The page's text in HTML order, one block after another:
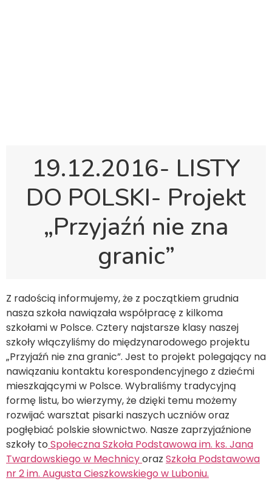
19.12.2016- LISTY
DO POLSKI- Projekt
„Przyjaźń nie zna
granic”
Z radością informujemy, że z początkiem grudnia
nasza szkoła nawiązała współpracę z kilkoma
szkołami w Polsce. Cztery najstarsze klasy naszej
szkoły włączyliśmy do międzynarodowego projektu
„Przyjaźń nie zna granic”. Jest to projekt polegający na
nawiązaniu kontaktu korespondencyjnego z dziećmi
mieszkającymi w Polsce. Wybraliśmy tradycyjną
formę listu, bo wierzymy, że dzięki temu możemy
rozwijać warsztat pisarki naszych uczniów oraz
pogłębiać polskie słownictwo. Nasze zaprzyjaźnione
szkoły to Społeczna Szkoła Podstawowa im. ks. Jana
Twardowskiego w Mechnicyoraz Szkoła Podstawowa
nr 2 im. Augusta Cieszkowskiego w Luboniu.